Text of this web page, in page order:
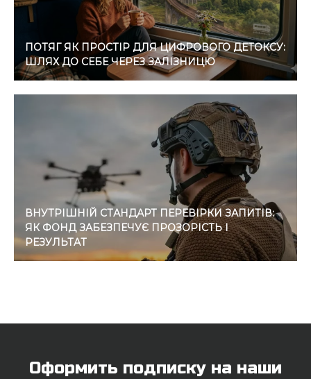
ПОТЯГ ЯК ПРОСТІР ДЛЯ ЦИФРОВОГО ДЕТОКСУ:
ШЛЯХ ДО СЕБЕ ЧЕРЕЗ ЗАЛІЗНИЦЮ
ВНУТРІШНІЙ СТАНДАРТ ПЕРЕВІРКИ ЗАПИТІВ:
ЯК ФОНД ЗАБЕЗПЕЧУЄ ПРОЗОРІСТЬ І
РЕЗУЛЬТАТ
Оформить подписку на наши